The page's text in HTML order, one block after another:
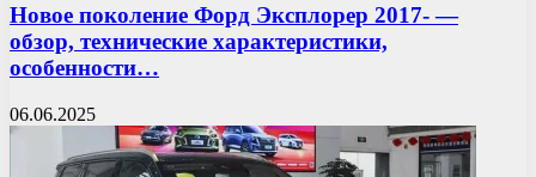
Новое поколение Форд Эксплорер 2017- —
обзор, технические характеристики,
особенности…
06.06.2025